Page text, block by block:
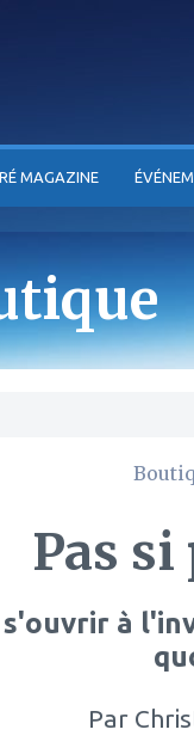
MAGAZINE
Pas si
à
Par